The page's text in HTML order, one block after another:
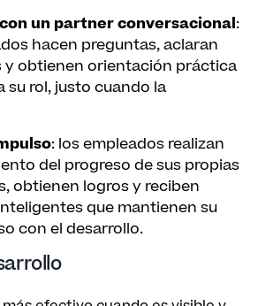
un partner conversacional:
hacen preguntas, aclaran
obtienen orientación práctica
su rol, justo cuando la
: los empleados realizan
del progreso de sus propias
obtienen logros y reciben
que mantienen su
con el desarrollo.